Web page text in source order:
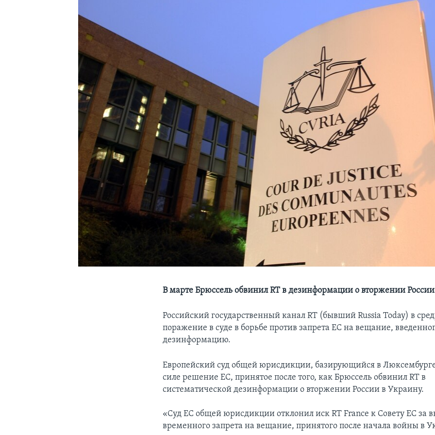
В марте Брюссель обвинил RT в дезинформации о вторжении
Российский государственный канал RT (бывший Russia Today) в
поражение в суде в борьбе против запрета ЕС на вещание,
дезинформацию.
Европейский суд общей юрисдикции, базирующийся в
силе решение ЕС, принятое после того, как Брюссель обвинил RT в
систематической дезинформации о вторжении России в Украину.
«Суд ЕС общей юрисдикции отклонил иск RT France к Совету ЕС за
временного запрета на вещание, принятого после начала войны в